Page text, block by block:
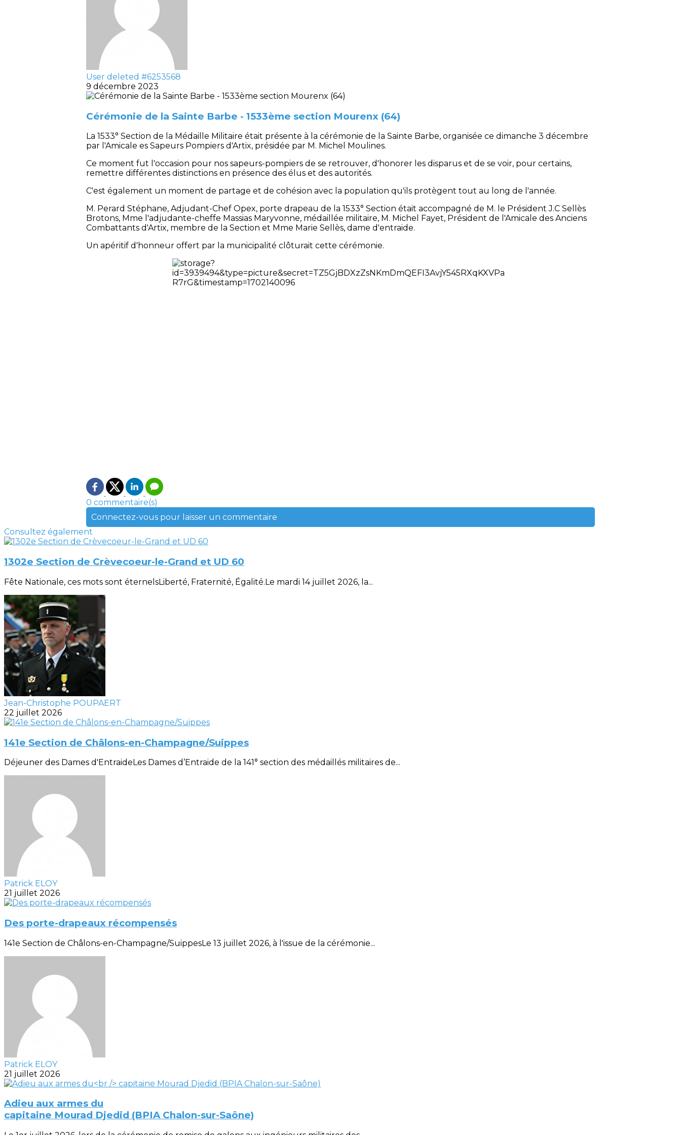
User deleted #6253568
9 décembre 2023
Cérémonie de la Sainte Barbe - 1533ème section Mourenx (64)
La 1533° Section de la Médaille Militaire était présente à la cérémonie de la Sainte Barbe, organisée ce dimanche 3 décembre
par l'Amicale es Sapeurs Pompiers d'Artix, présidée par M. Michel Moulines.
Ce moment fut l'occasion pour nos sapeurs-pompiers de se retrouver, d'honorer les disparus et de se voir, pour certains,
remettre différentes distinctions en présence des élus et des autorités.
C'est également un moment de partage et de cohésion avec la population qu'ils protègent tout au long de l'année.
M. Perard Stéphane, Adjudant-Chef Opex, porte drapeau de la 1533° Section était accompagné de M. le Président J.C Sellès
Brotons, Mme l'adjudante-cheffe Massias Maryvonne, médaillée militaire, M. Michel Fayet, Président de l'Amicale des Anciens
Combattants d'Artix, membre de la Section et Mme Marie Sellès, dame d'entraide.
Un apéritif d'honneur offert par la municipalité clôturait cette cérémonie.
0 commentaire(s)
Connectez-vous pour laisser un commentaire
Consultez également
1302e Section de Crèvecoeur-le-Grand et UD 60
Fête Nationale, ces mots sont éternelsLiberté, Fraternité, Égalité.Le mardi 14 juillet 2026, la...
Jean-Christophe POUPAERT
22 juillet 2026
141e Section de Châlons-en-Champagne/Suippes
Déjeuner des Dames d'EntraideLes Dames d’Entraide de la 141° section des médaillés militaires de...
Patrick ELOY
21 juillet 2026
Des porte-drapeaux récompensés
141e Section de Châlons-en-Champagne/SuippesLe 13 juillet 2026, à l'issue de la cérémonie...
Patrick ELOY
21 juillet 2026
Adieu aux armes du
capitaine Mourad Djedid (BPIA Chalon-sur-Saône)